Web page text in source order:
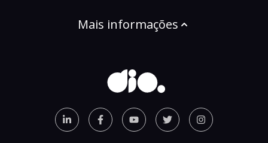
Mais informações